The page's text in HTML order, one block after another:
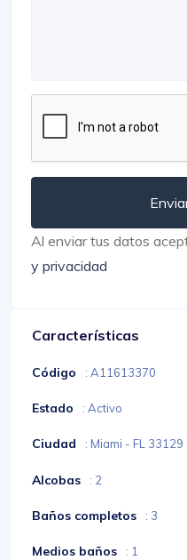
Al enviar tus datos
y privacidad
Características
Código : A11613370
Estado : Activo
Ciudad : Miami - FL 33129
Alcobas : 2
Baños completos : 3
Medios baños : 1